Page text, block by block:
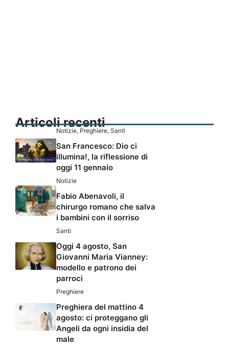
Articoli recenti
Notizie, Preghiere, Santi
San Francesco: Dio ci
illumina!, la riflessione di
oggi 11 gennaio
Notizie
Fabio Abenavoli, il
chirurgo romano che salva
i bambini con il sorriso
Santi
Oggi 4 agosto, San
Giovanni Maria Vianney:
modello e patrono dei
parroci
Preghiere
Preghiera del mattino 4
agosto: ci proteggano gli
Angeli da ogni insidia del
male